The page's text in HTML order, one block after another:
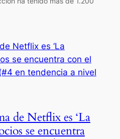
de Netflix es ‘La
se encuentra